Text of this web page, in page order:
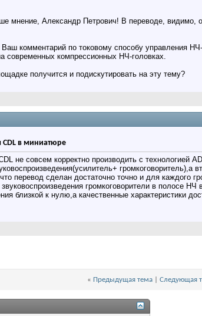
мнение, Александр Петрович! В переводе, видимо,
комментарий по токовому способу управления
современных компрессионных НЧ-головках.
получится и подискутировать на эту тему?
CDL в миниатюре
не совсем корректно производить с технологией
громкоговоритель),а
перевод сделан достаточно точно и для каждого
громкоговорители в полосе
близкой к нулю,а качественные характеристики
« Предыдущая тема Следующая